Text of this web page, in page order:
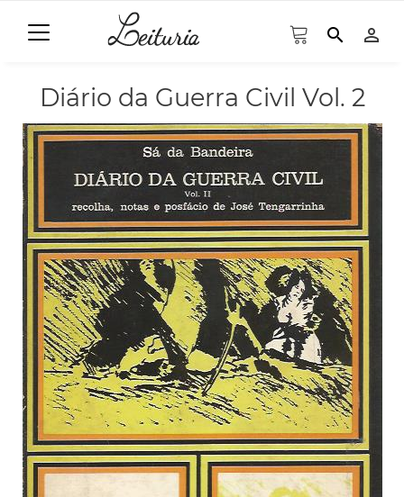
search person_outline
Diário da Guerra Civil Vol. 2